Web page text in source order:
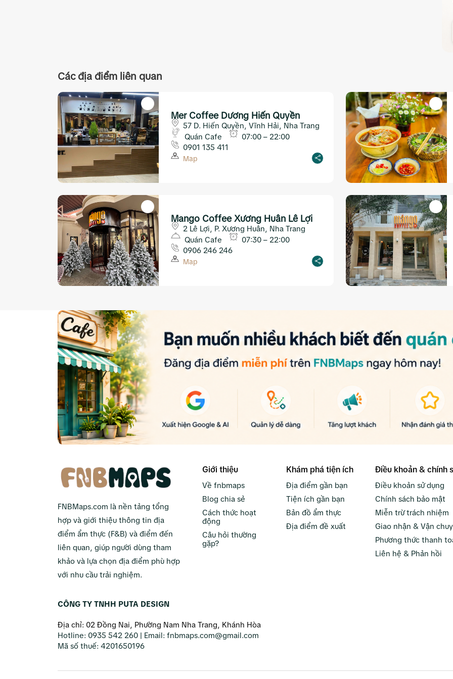
Các địa điểm liên quan
Mer Coffee Dương Hiến Quyền
57 D. Hiến Quyền, Vĩnh Hải, Nha Trang
Quán Cafe
07:00 – 22:00
0901 135 411
Map
Mango Coffee Xương Huân Lê Lợi
2 Lê Lợi, P. Xương Huân, Nha Trang
Quán Cafe
07:30 – 22:00
0906 246 246
Map
FNBMaps.com là nền tảng tổng
hợp và giới thiệu thông tin địa
điểm ẩm thực (F&B) và điểm đến
liên quan, giúp người dùng tham
khảo và lựa chọn địa điểm phù hợp
với nhu cầu trải nghiệm.
Giới thiệu
Về fnbmaps
Blog chia sẻ
Cách thức hoạt
động
Câu hỏi thường
gặp?
Khám phá tiện ích
Địa điểm gần bạn
Tiện ích gần bạn
Bản đồ ẩm thực
Địa điểm đề xuất
Điều khoản & chính
Điều khoản sử dụng
Chính sách bảo mật
Miễn trừ trách nhiệm
Giao nhận & Vận
Phương thức thanh
Liên hệ & Phản hồi
CÔNG TY TNHH PUTA DESIGN
Địa chỉ: 02 Đồng Nai, Phường Nam Nha Trang, Khánh Hòa
Hotline: 0935 542 260 | Email: fnbmaps.com@gmail.com
Mã số thuế: 4201650196